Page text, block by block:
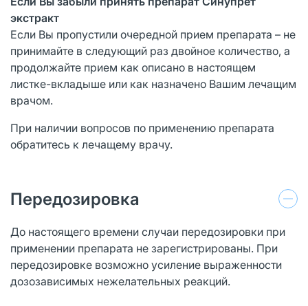
экстракт
Если Вы пропустили очередной прием препарата – не
принимайте в следующий раз двойное количество, а
продолжайте прием как описано в настоящем
листке-вкладыше или как назначено Вашим лечащим
врачом.
При наличии вопросов по применению препарата
обратитесь к лечащему врачу.
Передозировка
До настоящего времени случаи передозировки при
применении препарата не зарегистрированы. При
передозировке возможно усиление выраженности
дозозависимых нежелательных реакций.